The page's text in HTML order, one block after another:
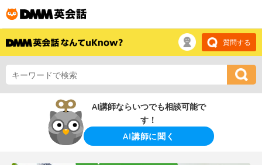
質問する
AI講師ならいつでも相談可能で
す！
AI講師に聞く